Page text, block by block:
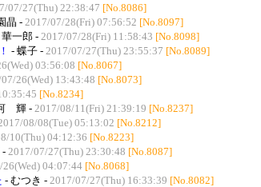
07/27(Thu) 22:38:47 [No.8086]
晶 - 2017/07/28(Fri) 07:56:52 [No.8097]
華一郎 - 2017/07/28(Fri) 11:58:43 [No.8098]
- 蝶子 - 2017/07/27(Thu) 23:55:37 [No.8089]
03:56:08 [No.8067]
26(Wed) 13:43:48 [No.8073]
[No.8234]
輝 - 2017/08/11(Fri) 21:39:19 [No.8237]
08/08(Tue) 05:13:02 [No.8212]
10(Thu) 04:12:36 [No.8223]
- 2017/07/27(Thu) 23:30:48 [No.8087]
26(Wed) 04:07:44 [No.8068]
- むつき - 2017/07/27(Thu) 16:33:39 [No.8082]